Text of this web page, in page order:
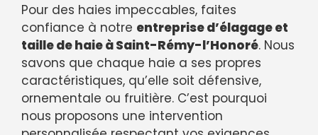
Pour des haies impeccables, faites
confiance à notre entreprise d’élagage et
taille de haie à Saint-Rémy-l’Honoré. Nous
savons que chaque haie a ses propres
caractéristiques, qu’elle soit défensive,
ornementale ou fruitière. C’est pourquoi
nous proposons une intervention